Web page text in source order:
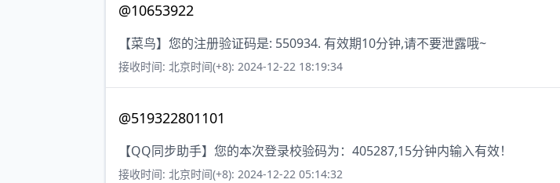
@10653922
【菜鸟】您的注册验证码是: 550934. 有效期10分钟,请不要泄露哦~
接收时间: 北京时间(+8): 2024-12-22 18:19:34
@519322801101
【QQ同步助手】您的本次登录校验码为：405287,15分钟内输入有效！
接收时间: 北京时间(+8): 2024-12-22 05:14:32